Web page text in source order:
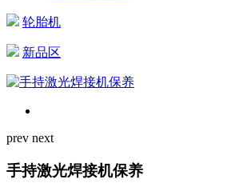
轮胎机
新品区
prev next
手持激光焊接机保养